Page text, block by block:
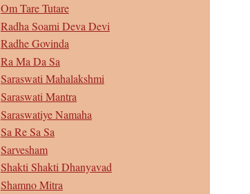
Om Tare Tutare
Radha Soami Deva Devi
Radhe Govinda
Ra Ma Da Sa
Saraswati Mahalakshmi
Saraswati Mantra
Saraswatiye Namaha
Sa Re Sa Sa
Sarvesham
Shakti Shakti Dhanyavad
Shamno Mitra